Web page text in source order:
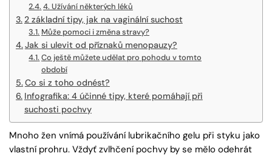
4. Užívání některých léků
2 základní tipy, jak na vaginální suchost
Může pomoci i změna stravy?
Jak si ulevit od příznaků menopauzy?
Co ještě můžete udělat pro pohodu v tomto
období
Co si z toho odnést?
Infografika: 4 účinné tipy, které pomáhají při
suchosti pochvy
Mnoho žen vnímá používání lubrikačního gelu při styku jako
vlastní prohru. Vždyť zvlhčení pochvy by se mělo odehrát